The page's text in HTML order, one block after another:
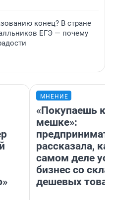
конец? В стране
ЕГЭ — почему
МНЕНИЕ
«Покупаешь
мешке»:
рассказала,
самом деле
бизнес со
дешевых